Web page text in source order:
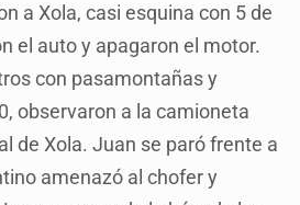
a Xola, casi esquina con 5 de
el auto y apagaron el motor.
con pasamontañas y
observaron a la camioneta
de Xola. Juan se paró frente a
amenazó al chofer y